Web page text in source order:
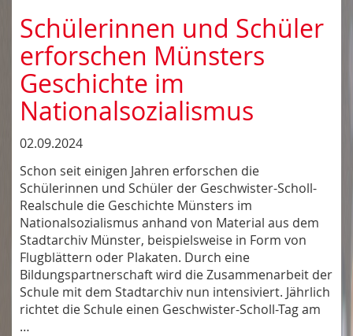
Schülerinnen und Schüler
erforschen Münsters
Geschichte im
Nationalsozialismus
02.09.2024
Schon seit einigen Jahren erforschen die
Schülerinnen und Schüler der Geschwister-Scholl-
Realschule die Geschichte Münsters im
Nationalsozialismus anhand von Material aus dem
Stadtarchiv Münster, beispielsweise in Form von
Flugblättern oder Plakaten. Durch eine
Bildungspartnerschaft wird die Zusammenarbeit der
Schule mit dem Stadtarchiv nun intensiviert. Jährlich
richtet die Schule einen Geschwister-Scholl-Tag am
…